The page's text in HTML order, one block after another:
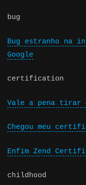
bug
Bug estranho na
Google
certification
Vale a pena tirar
Chegou meu
Enfim Zend
childhood